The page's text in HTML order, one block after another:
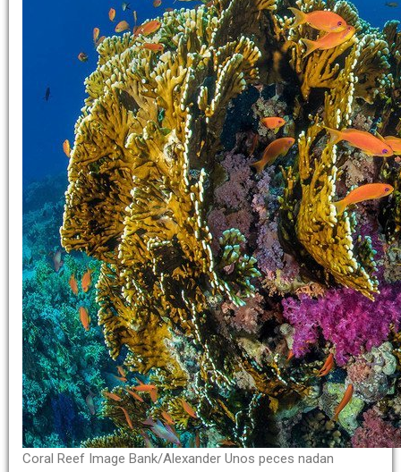
Coral Reef Image Bank/Alexander Unos peces nadan